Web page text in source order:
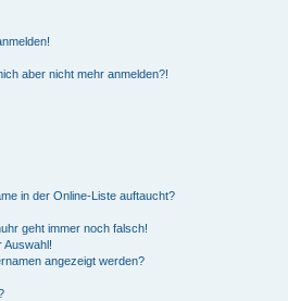
aber nicht mehr anmelden?!
in der Online-Liste auftaucht?
geht immer noch falsch!
Auswahl!
angezeigt werden?